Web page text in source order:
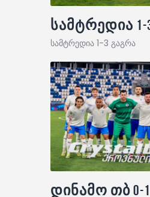
სამტრედია 1-
სამტრედია 1-3 გაგრა
დინამო თბ 0-